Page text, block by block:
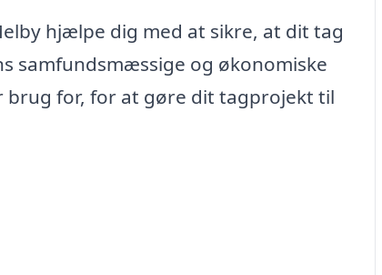
hjælpe dig med at sikre, at dit tag
samfundsmæssige og økonomiske
brug for, for at gøre dit tagprojekt til